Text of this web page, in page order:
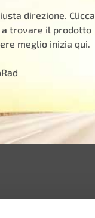
direzione. Clicca
a trovare il prodotto
meglio inizia qui.